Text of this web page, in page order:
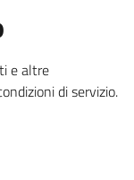
e altre
di servizio.